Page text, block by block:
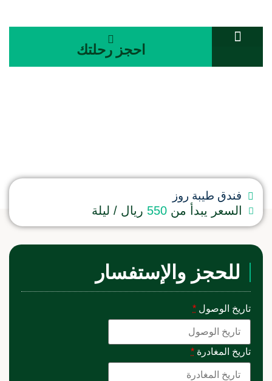
احجز رحلتك
فندق طيبة روز
السعر يبدأ من 550 ريال / ليلة
للحجز والإستفسار
تاريخ الوصول *
تاريخ المغادرة *